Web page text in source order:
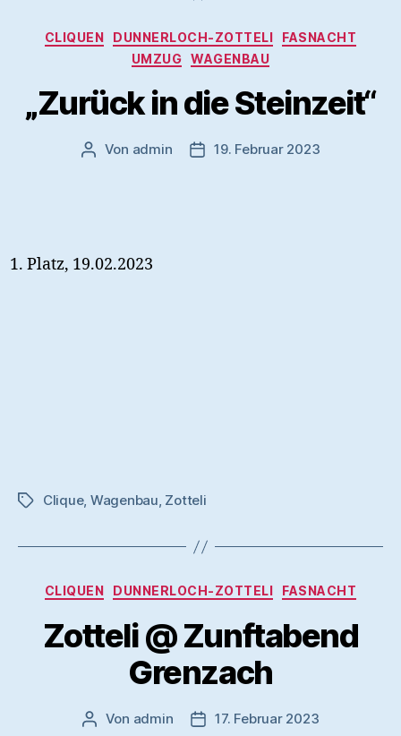
Kategorien
CLIQUEN DUNNERLOCH-ZOTTELI
FASNACHT
UMZUG
WAGENBAU
„Zurück in die Steinzeit“
Beitragsautor
Von admin Veröffentlichungsdatum
19. Februar 2023
Platz, 19.02.2023
Schlagwörter
Clique, Wagenbau, Zotteli
Kategorien
CLIQUEN DUNNERLOCH-ZOTTELI FASNACHT
Zotteli @ Zunftabend
Grenzach
Beitragsautor
Von admin Veröffentlichungsdatum
17. Februar 2023